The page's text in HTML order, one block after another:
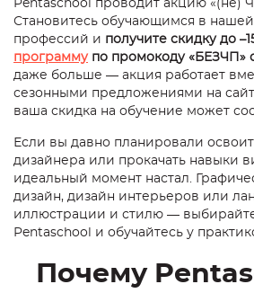
Pentaschool проводит акцию «(не)
Становитесь обучающимся в
профессий и получите скидку до
программупо промокоду «БЕЗЧП» с
даже больше — акция работает
сезонными предложениями на
ваша скидка на обучение может
Если вы давно планировали
дизайнера или прокачать навыки
идеальный момент настал.
дизайн, дизайн интерьеров или
иллюстрации и стилю —
Pentaschool и обучайтесь у
Почему